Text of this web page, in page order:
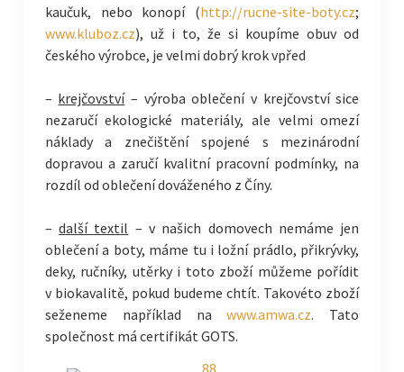
kaučuk, nebo konopí (http://rucne-site-boty.cz;
www.kluboz.cz), už i to, že si koupíme obuv od
českého výrobce, je velmi dobrý krok vpřed
– krejčovství– výroba oblečení v krejčovství sice
nezaručí ekologické materiály, ale velmi omezí
náklady a znečištění spojené s mezinárodní
dopravou a zaručí kvalitní pracovní podmínky, na
rozdíl od oblečení dováženého z Číny.
–další textil – v našich domovech nemáme jen
oblečení a boty, máme tu i ložní prádlo, přikrývky,
deky, ručníky, utěrky i toto zboží můžeme pořídit
v biokavalitě, pokud budeme chtít. Takovéto zboží
seženeme například nawww.amwa.cz. Tato
společnost má certifikát GOTS.